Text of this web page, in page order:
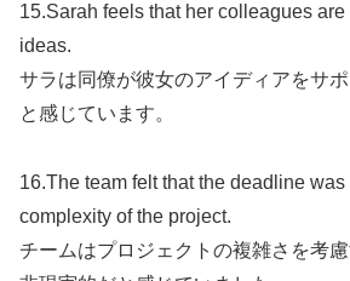
15.Sarah feels that her colleagues
ideas.
サラは同僚が彼女のアイディアをサ
と感じています。
16.The team felt that the deadline
complexity of the project.
チームはプロジェクトの複雑さを考